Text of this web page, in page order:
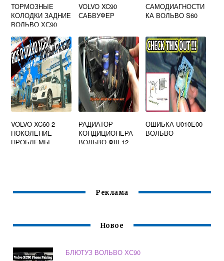
ТОРМОЗНЫЕ
КОЛОДКИ ЗАДНИЕ
ВОЛЬВО ХС90
VOLVO XC90
САБВУФЕР
САМОДИАГНОСТИ
КА ВОЛЬВО S60
VOLVO XC60 2
ПОКОЛЕНИЕ
ПРОБЛЕМЫ
РАДИАТОР
КОНДИЦИОНЕРА
ВОЛЬВО ФШ 12
ОШИБКА U010E00
ВОЛЬВО
Реклама
Новое
БЛЮТУЗ ВОЛЬВО ХС90